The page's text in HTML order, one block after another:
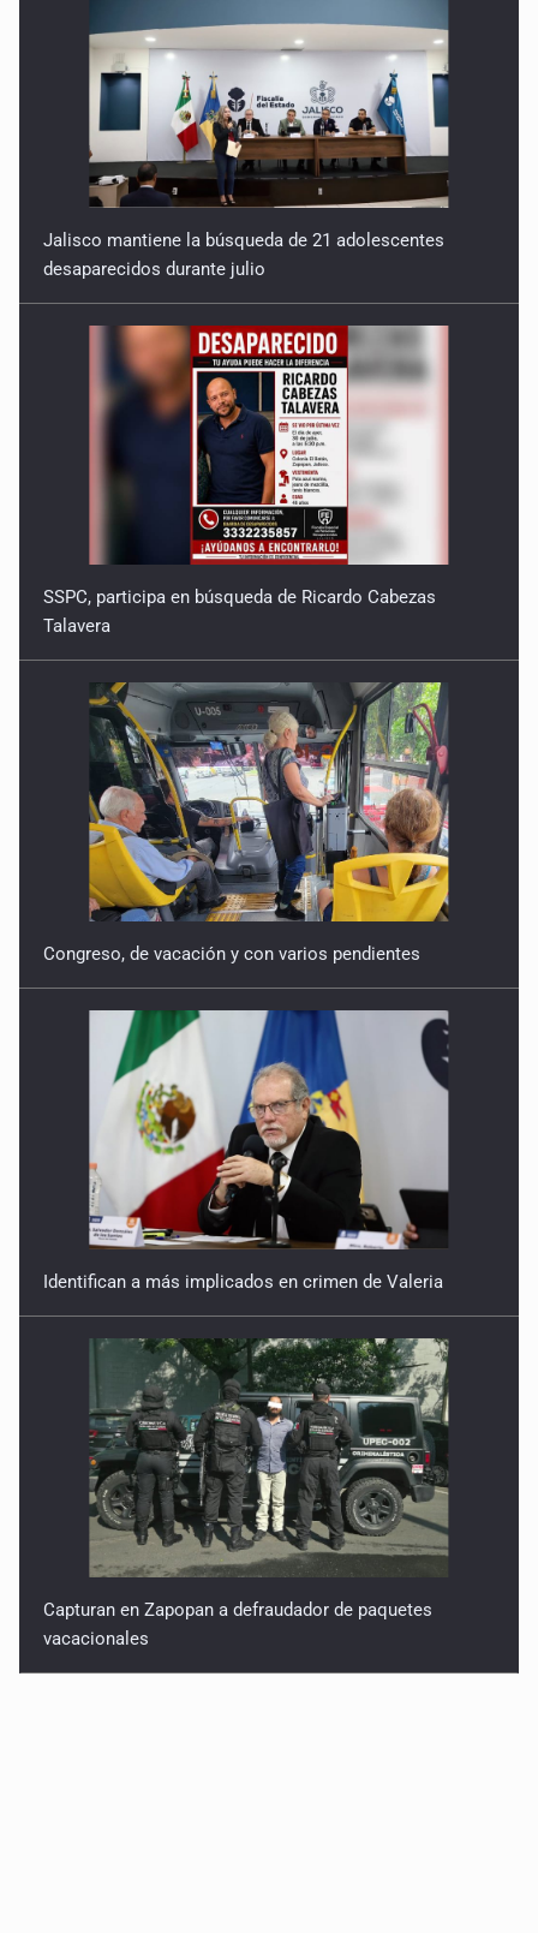
Jalisco mantiene la búsqueda de 21 adolescentes
desaparecidos durante julio
SSPC, participa en búsqueda de Ricardo Cabezas
Talavera
Congreso, de vacación y con varios pendientes
Identifican a más implicados en crimen de Valeria
Capturan en Zapopan a defraudador de paquetes
vacacionales